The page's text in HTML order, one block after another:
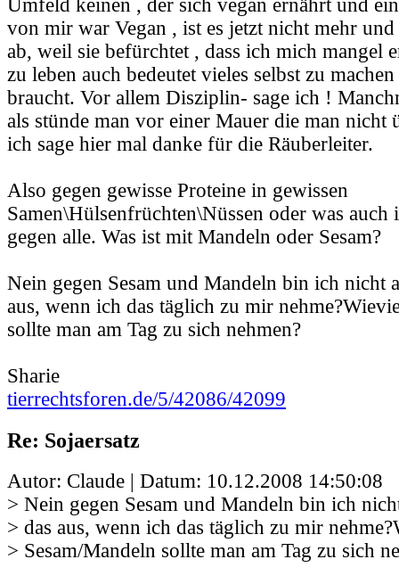
Umfeld keinen , der sich vegan ernährt und
von mir war Vegan , ist es jetzt nicht mehr
ab, weil sie befürchtet , dass ich mich mangel
zu leben auch bedeutet vieles selbst zu
braucht. Vor allem Disziplin- sage ich !
als stünde man vor einer Mauer die man nicht
ich sage hier mal danke für die Räuberleiter.
Also gegen gewisse Proteine in gewissen
Samen\Hülsenfrüchten\Nüssen oder was
gegen alle. Was ist mit Mandeln oder Sesam?
Nein gegen Sesam und Mandeln bin ich nicht
aus, wenn ich das täglich zu mir
sollte man am Tag zu sich nehmen?
Sharie
tierrechtsforen.de/5/42086/42099
Re: Sojaersatz
Autor: Claude | Datum: 10.12.2008 14:50:08
> Nein gegen Sesam und Mandeln bin ich
> das aus, wenn ich das täglich zu mir
> Sesam/Mandeln sollte man am Tag zu sich